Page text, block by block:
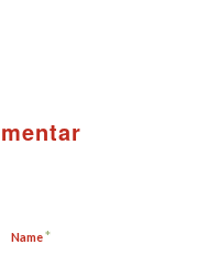
Name*